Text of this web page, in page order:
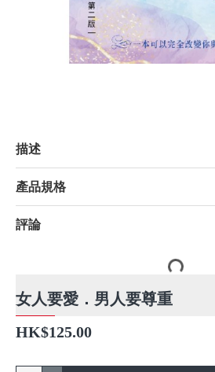
描述
產品規格
評論
女人要愛．男人要尊重
HK$125.00